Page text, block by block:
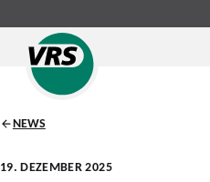
NEWS
19. DEZEMBER 2025